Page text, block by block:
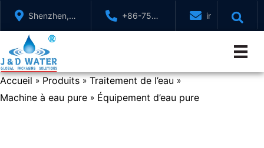
contenu
Shenzhen,
GuangDong,
Chine
+86-755-
88321071
Accueil » Produits » Traitement de l’eau »
Machine à eau pure » Équipement d’eau pure